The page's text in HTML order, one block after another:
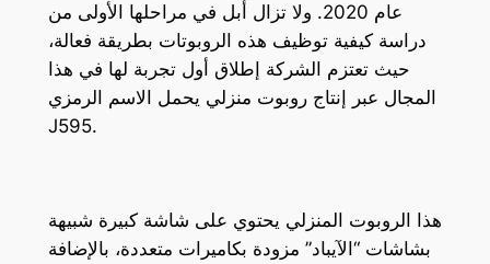
عام 2020. ولا تزال أبل في مراحلها الأولى من
دراسة كيفية توظيف هذه الروبوتات بطريقة فعالة،
حيث تعتزم الشركة إطلاق أول تجربة لها في هذا
المجال عبر إنتاج روبوت منزلي يحمل الاسم الرمزي
J595.
هذا الروبوت المنزلي يحتوي على شاشة كبيرة شبيهة
بشاشات “الآيباد” مزودة بكاميرات متعددة، بالإضافة